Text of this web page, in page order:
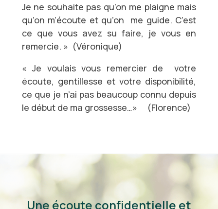
Je ne souhaite pas qu’on me plaigne mais
qu’on m’écoute et qu’on me guide. C’est
ce que vous avez su faire, je vous en
remercie. » (Véronique)
« Je voulais vous remercier de votre
écoute, gentillesse et votre disponibilité,
ce que je n’ai pas beaucoup connu depuis
le début de ma grossesse…»
(Florence)
Une écoute confidentielle et